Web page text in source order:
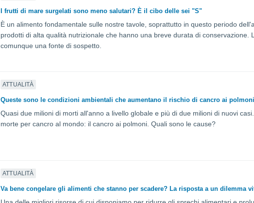
I frutti di mare surgelati sono meno salutari? È il cibo delle sei "S"
È un alimento fondamentale sulle nostre tavole, soprattutto in questo periodo
prodotti di alta qualità nutrizionale che hanno una breve durata di conservazione.
comunque una fonte di sospetto.
ATTUALITÀ
Queste sono le condizioni ambientali che aumentano il rischio di cancro ai polmoni
Quasi due milioni di morti all'anno a livello globale e più di due milioni di nuovi
morte per cancro al mondo: il cancro ai polmoni. Quali sono le cause?
ATTUALITÀ
Va bene congelare gli alimenti che stanno per scadere? La risposta a un dilemma